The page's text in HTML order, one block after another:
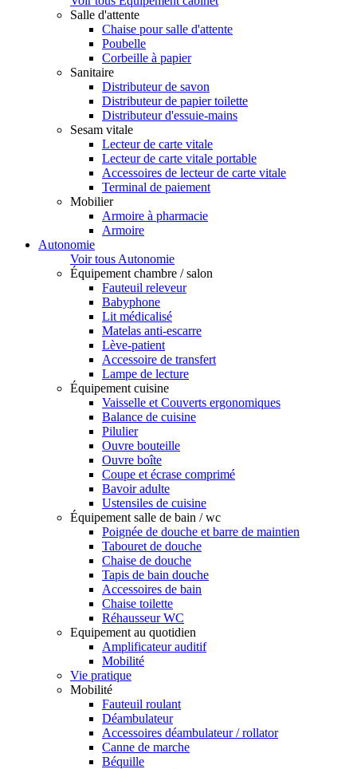
Salle d'attente
Chaise pour salle d'attente
Poubelle
Corbeille à papier
Sanitaire
Distributeur de savon
Distributeur de papier toilette
Distributeur d'essuie-mains
Sesam vitale
Lecteur de carte vitale
Lecteur de carte vitale portable
Accessoires de lecteur de carte vitale
Terminal de paiement
Mobilier
Armoire à pharmacie
Armoire
Autonomie
Voir tous Autonomie
Équipement chambre / salon
Fauteuil releveur
Babyphone
Lit médicalisé
Matelas anti-escarre
Lève-patient
Accessoire de transfert
Lampe de lecture
Équipement cuisine
Vaisselle et Couverts ergonomiques
Balance de cuisine
Pilulier
Ouvre bouteille
Ouvre boîte
Coupe et écrase comprimé
Bavoir adulte
Ustensiles de cuisine
Équipement salle de bain / wc
Poignée de douche et barre de maintien
Tabouret de douche
Chaise de douche
Tapis de bain douche
Accessoires de bain
Chaise toilette
Réhausseur WC
Equipement au quotidien
Amplificateur auditif
Mobilité
Vie pratique
Mobilité
Fauteuil roulant
Déambulateur
Accessoires déambulateur / rollator
Canne de marche
Béquille